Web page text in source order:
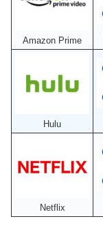
Amazon Prime
Hulu
Netflix